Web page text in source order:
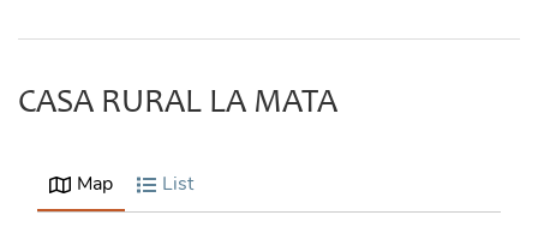
CASA RURAL LA MATA
Map List